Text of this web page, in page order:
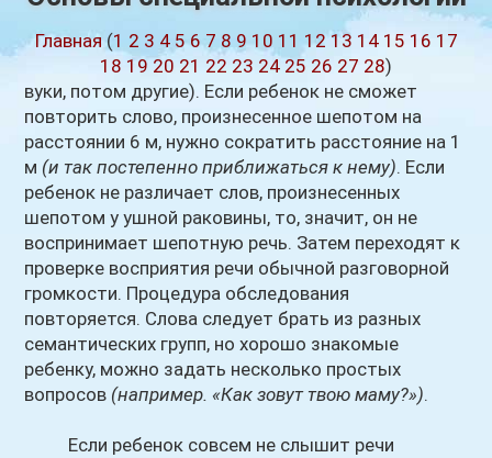
Главная(1 2 3 4 5 6 7 8 9 10 11 12 13 14 15 16 17
18 19 20 21 22 23 24 25 26 27 28)
вуки, потом другие). Если ребенок не сможет
повторить слово, произнесенное шепотом на
расстоянии 6 м, нужно сократить расстояние на 1
м (и так постепенно приближаться к нему). Если
ребенок не различает слов, произнесенных
шепотом у ушной раковины, то, значит, он не
воспринимает шепотную речь. Затем переходят к
проверке восприятия речи обычной разговорной
громкости. Процедура обследования
повторяется. Слова следует брать из разных
семантических групп, но хорошо знакомые
ребенку, можно задать несколько простых
вопросов (например. «Как зовут твою маму?»).
Если ребенок совсем не слышит речи